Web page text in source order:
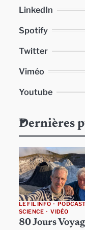
LinkedIn
Spotify
Twitter
Viméo
Youtube
Dernières
LE FIL INFO
PODCAST
SCIENCE
VIDÉO
80 Jours